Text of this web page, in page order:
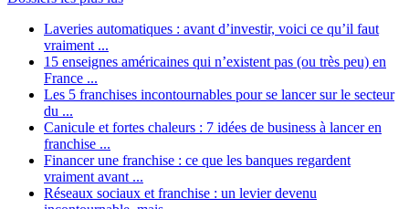
Laveries automatiques : avant d’investir, voici ce qu’il faut
vraiment ...
15 enseignes américaines qui n’existent pas (ou très peu) en
France ...
Les 5 franchises incontournables pour se lancer sur le secteur
du ...
Canicule et fortes chaleurs : 7 idées de business à lancer en
franchise ...
Financer une franchise : ce que les banques regardent
vraiment avant ...
Réseaux sociaux et franchise : un levier devenu